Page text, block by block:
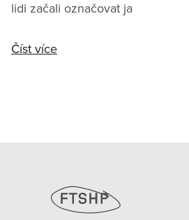
lidi začali označovat ja
Číst více